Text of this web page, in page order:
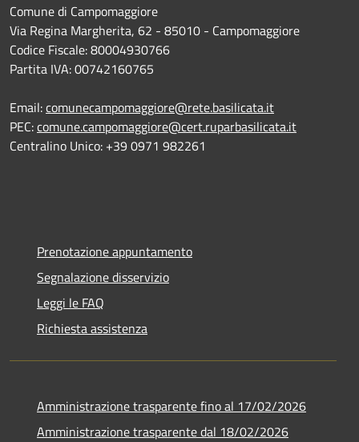
Comune di Campomaggiore
Via Regina Margherita, 62 - 85010 - Campomaggiore
Codice Fiscale: 80004930766
Partita IVA: 00742160765
Email:comunecampomaggiore@rete.basilicata.it
PEC:comune.campomaggiore@cert.ruparbasilicata.it
Centralino Unico: +39 0971 982261
Prenotazione appuntamento
Segnalazione disservizio
Leggi le FAQ
Richiesta assistenza
Amministrazione trasparente fino al 17/02/2026
Amministrazione trasparente dal 18/02/2026